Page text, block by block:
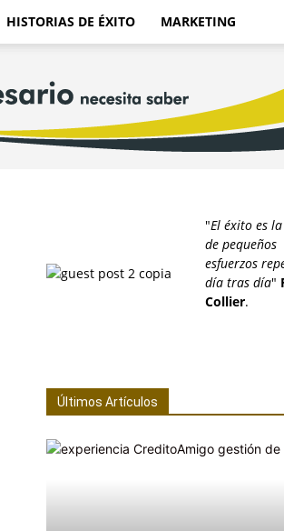
HISTORIAS DE ÉXITO MARKETING
"El éxito es
de pequeños
esfuerzos
día tras día"
Collier.
Últimos Artículos